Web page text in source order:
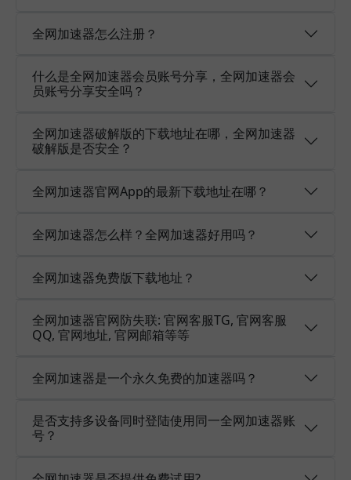
全网加速器怎么注册？
什么是全网加速器会员账号分享，全网加速器会
员账号分享安全吗？
全网加速器破解版的下载地址在哪，全网加速器
破解版是否安全？
全网加速器官网App的最新下载地址在哪？
全网加速器怎么样？全网加速器好用吗？
全网加速器免费版下载地址？
全网加速器官网防失联: 官网客服TG, 官网客服
QQ, 官网地址, 官网邮箱等等
全网加速器是一个永久免费的加速器吗？
是否支持多设备同时登陆使用同一全网加速器账
号？